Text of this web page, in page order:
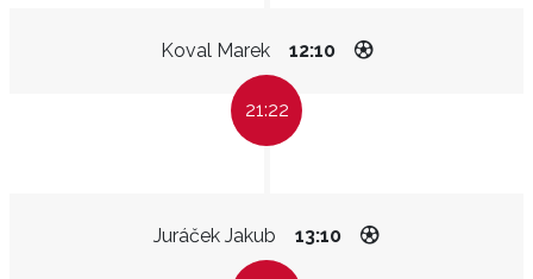
Koval Marek 12:10
21:22
Juráček Jakub 13:10